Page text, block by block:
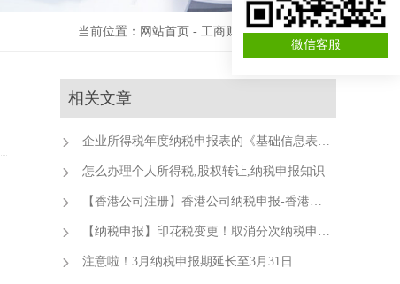
当前位置： 网站首页 - 工商财税资讯-记账报税
相关文章
企业所得税年度纳税申报表的《基础信息表》有啥新变化？
怎么办理个人所得税,股权转让,纳税申报知识
【香港公司注册】香港公司纳税申报-香港公司需要纳税吗？
【纳税申报】印花税变更！取消分次纳税申报的认定！
注意啦！3月纳税申报期延长至3月31日
微信客服